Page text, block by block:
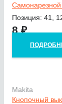
Самонарезной
Позиция: 41,
8₽
Makita
Кнопочный